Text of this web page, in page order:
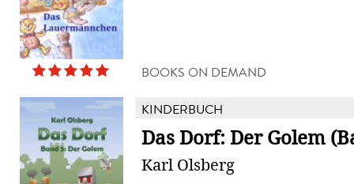
BOOKS ON DEMAND
KINDERBUCH
Das Dorf: Der Golem
Karl Olsberg